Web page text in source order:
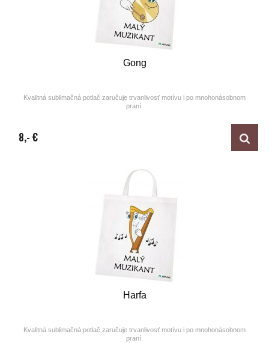
Gong
Kvalitná sublimačná potlač zaručuje trvanlivosť motívu i po mnohonásobnom
praní.
8,- €
Harfa
Kvalitná sublimačná potlač zaručuje trvanlivosť motívu i po mnohonásobnom
praní.